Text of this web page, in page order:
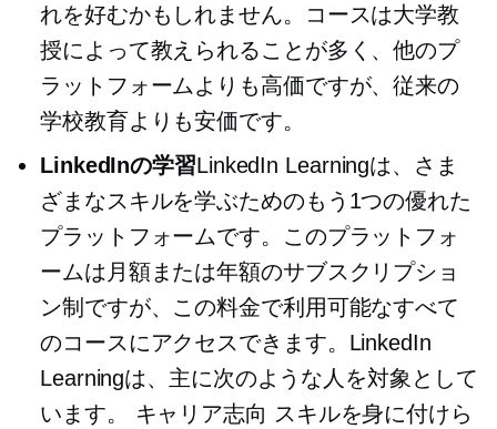
れを好むかもしれません。コースは大学教
授によって教えられることが多く、他のプ
ラットフォームよりも高価ですが、従来の
学校教育よりも安価です。
LinkedInの学習LinkedIn Learningは、さま
ざまなスキルを学ぶためのもう1つの優れた
プラットフォームです。このプラットフォ
ームは月額または年額のサブスクリプショ
ン制ですが、この料金で利用可能なすべて
のコースにアクセスできます。LinkedIn
Learningは、主に次のような人を対象として
います。
キャリア志向 スキルを身に付けら